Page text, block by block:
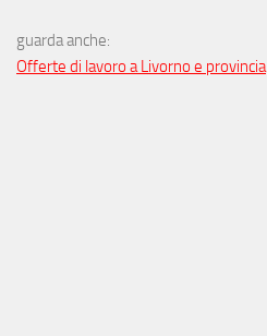
guarda anche:
Offerte di lavoro a Livorno e provincia